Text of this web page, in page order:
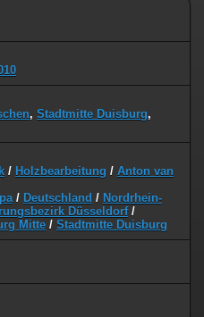
, Stadtmitte Duisburg,
/ Holzbearbeitung / Anton van
/ Deutschland / Nordrhein-
Düsseldorf/
Mitte / Stadtmitte Duisburg